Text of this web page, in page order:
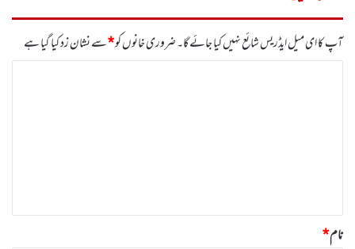
آپ کا ای میل ایڈریس شائع نہیں کیا جائے گا۔ضروری خانوں کو*سے نشان زد کیا گیا ہے
نام*